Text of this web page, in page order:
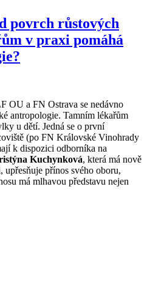
povrch růstových
v praxi pomáhá
OU a FN Ostrava se nedávno
antropologie. Tamním lékařům
u dětí. Jedná se o první
(po FN Královské Vinohrady
k dispozici odborníka na
Kuchynková, která má nově
upřesňuje přínos svého oboru,
má mlhavou představu nejen